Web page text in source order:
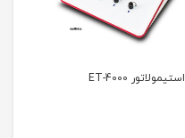
استیمولاتور ET-4000